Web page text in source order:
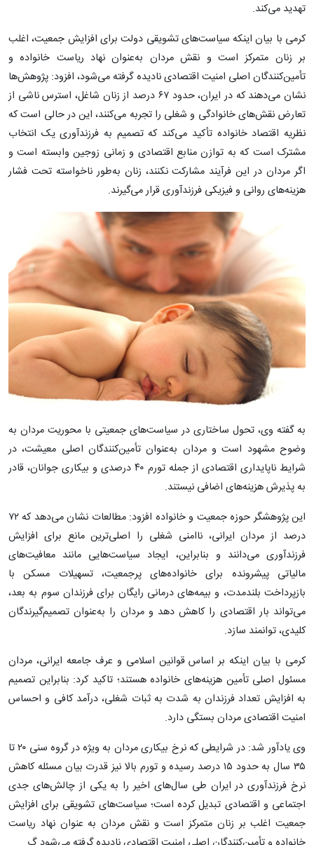
تهدید می‌کند.
کرمی با بیان اینکه سیاست‌های تشویقی دولت برای افزایش جمعیت، اغلب
بر زنان متمرکز است و نقش مردان به‌عنوان نهاد ریاست خانواده و
تأمین‌کنندگان اصلی امنیت اقتصادی نادیده گرفته می‌شود، افزود: پژوهش‌ها
نشان می‌دهند که در ایران، حدود ۶۷ درصد از زنان شاغل، استرس ناشی از
تعارض نقش‌های خانوادگی و شغلی را تجربه می‌کنند، این در حالی است که
نظریه‌ اقتصاد خانواده تأکید می‌کند که تصمیم به فرزندآوری یک انتخاب
مشترک است که به توازن منابع اقتصادی و زمانی زوجین وابسته است و
اگر مردان در این فرآیند مشارکت نکنند، زنان به‌طور ناخواسته تحت فشار
هزینه‌های روانی و فیزیکی فرزندآوری قرار می‌گیرند.
به گفته وی، تحول ساختاری در سیاست‌های جمعیتی با محوریت مردان به‌
وضوح مشهود است و مردان به‌عنوان تأمین‌کنندگان اصلی معیشت، در
شرایط ناپایداری اقتصادی از جمله تورم ۴۰ درصدی و بیکاری جوانان، قادر
به پذیرش هزینه‌های اضافی نیستند.
این پژوهشگر حوزه جمعیت و خانواده افزود: مطالعات نشان می‌دهد که ۷۲
درصد از مردان ایرانی، ناامنی شغلی را اصلی‌ترین مانع برای افزایش
فرزندآوری می‌دانند و بنابراین، ایجاد سیاست‌هایی مانند معافیت‌های
مالیاتی پیشرونده برای خانواده‌های پرجمعیت، تسهیلات مسکن با
بازپرداخت بلندمدت، و بیمه‌های درمانی رایگان برای فرزندان سوم به بعد،
می‌تواند بار اقتصادی را کاهش دهد و مردان را به‌عنوان تصمیم‌گیرندگان
کلیدی، توانمند سازد.
کرمی با بیان اینکه بر اساس قوانین اسلامی و عرف جامعه ایرانی، مردان
مسئول اصلی تأمین هزینه‌های خانواده هستند؛ تاکید کرد: بنابراین تصمیم
به افزایش تعداد فرزندان به شدت به ثبات شغلی، درآمد کافی و احساس
امنیت اقتصادی مردان بستگی دارد.
وی یادآور شد: در شرایطی که نرخ بیکاری مردان به ویژه در گروه سنی ۲۰ تا
۳۵ سال به حدود ۱۵ درصد رسیده و تورم بالا نیز قدرت بیان مسئله کاهش
نرخ فرزندآوری در ایران طی سال‌های اخیر را به یکی از چالش‌های جدی
اجتماعی و اقتصادی تبدیل کرده است؛ سیاست‌های تشویقی برای افزایش
جمعیت اغلب بر زنان متمرکز است و نقش مردان به عنوان نهاد ریاست